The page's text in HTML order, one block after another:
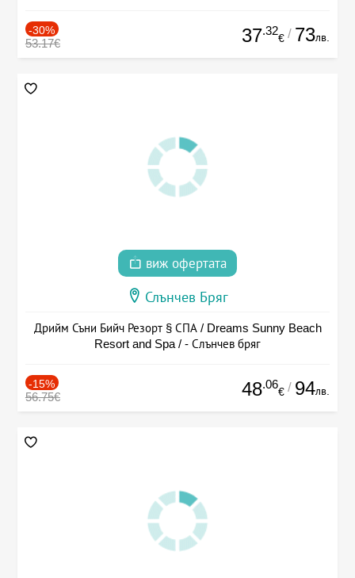
-30%
53.17€ 37.32
€ / 73лв.
виж офертата
Слънчев Бряг
Дрийм Съни Бийч Резорт § СПА / Dreams Sunny Beach
Resort and Spa / - Слънчев бряг
-15%
56.75€ 48.06
€ / 94лв.